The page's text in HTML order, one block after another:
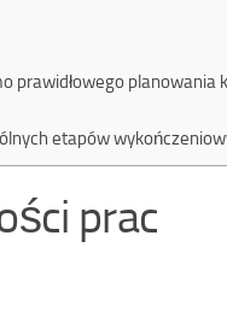
prawidłowego planowania
etapów
prac